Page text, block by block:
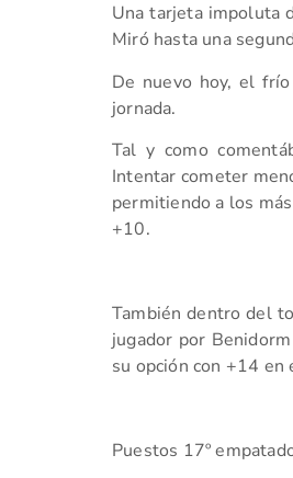
Una tarjeta impoluta
Miró hasta una
De nuevo hoy, el
jornada.
Tal y como
Intentar cometer
permitiendo a los
+10.
También dentro del
jugador por
su opción con +14 en
Puestos 17º